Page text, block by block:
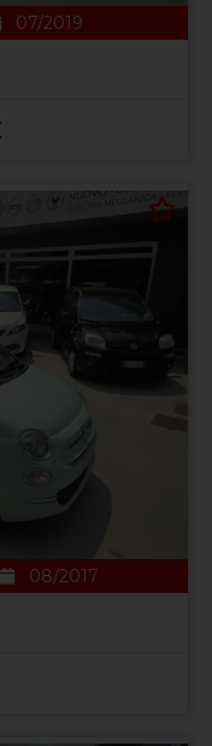
07/2019
08/2017